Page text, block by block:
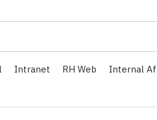
Intranet RH Web Internal